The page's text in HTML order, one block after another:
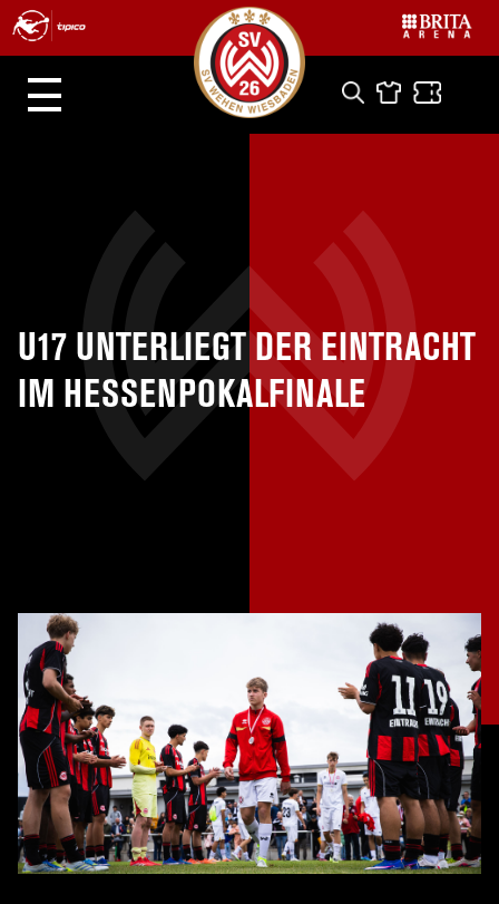
U17 UNTERLIEGT DER EINTRACHT
IM HESSENPOKALFINALE